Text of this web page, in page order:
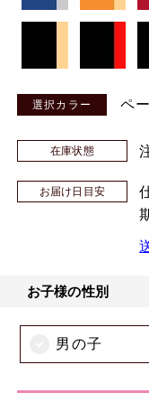
ペ
在庫状態
お届け日目安
お子様の性別
男の子